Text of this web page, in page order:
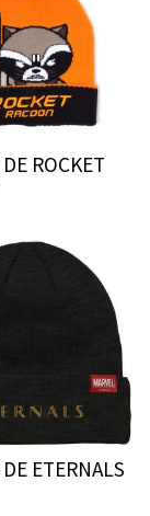
ROCKET
ETERNALS